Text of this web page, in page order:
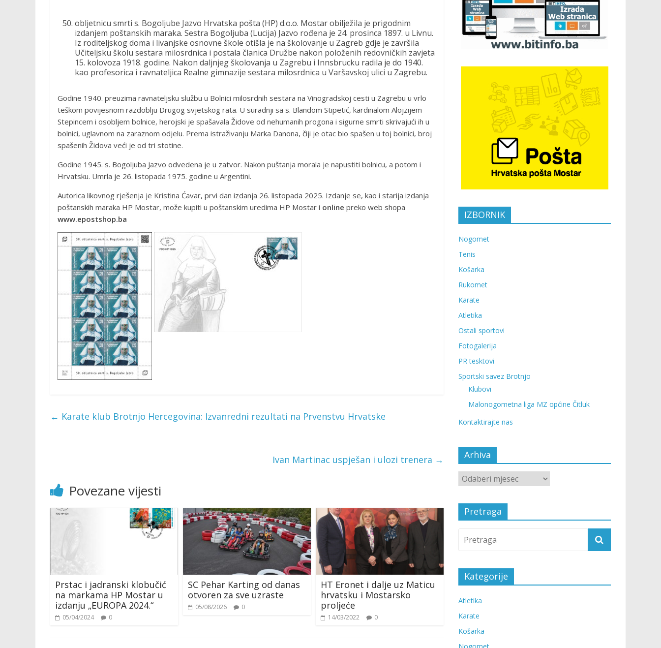
obljetnicu smrti s. Bogoljube Jazvo Hrvatska pošta (HP) d.o.o. Mostar obilježila je prigodnim
izdanjem poštanskih maraka. Sestra Bogoljuba (Lucija) Jazvo rođena je 24. prosinca 1897. u Livnu.
Iz roditeljskog doma i livanjske osnovne škole otišla je na školovanje u Zagreb gdje je završila
Učiteljsku školu sestara milosrdnica i postala članica Družbe nakon položenih redovničkih zavjeta
15. kolovoza 1918. godine. Nakon daljnjeg školovanja u Zagrebu i Innsbrucku radila je do 1940.
kao profesorica i ravnateljica Realne gimnazije sestara milosrdnica u Varšavskoj ulici u Zagrebu.
Godine 1940. preuzima ravnateljsku službu u Bolnici milosrdnih sestara na Vinogradskoj cesti u Zagrebu u vrlo
teškom povijesnom razdoblju Drugog svjetskog rata. U suradnji sa s. Blandom Stipetić, kardinalom Alojzijem
Stepincem i osobljem bolnice, herojski je spašavala Židove od nehumanih progona i sigurne smrti skrivajući ih u
bolnici, uglavnom na zaraznom odjelu. Prema istraživanju Marka Danona, čiji je otac bio spašen u toj bolnici, broj
spašenih Židova veći je od tri stotine.
Godine 1945. s. Bogoljuba Jazvo odvedena je u zatvor. Nakon puštanja morala je napustiti bolnicu, a potom i
Hrvatsku. Umrla je 26. listopada 1975. godine u Argentini.
Autorica likovnog rješenja je Kristina Ćavar, prvi dan izdanja 26. listopada 2025. Izdanje se, kao i starija izdanja
poštanskih maraka HP Mostar, može kupiti u poštanskim uredima HP Mostar i online preko web shopa
www.epostshop.ba
← Karate klub Brotnjo Hercegovina: Izvanredni rezultati na Prvenstvu Hrvatske
Ivan Martinac uspješan i ulozi trenera →
Povezane vijesti
Prstac i jadranski klobučić
na markama HP Mostar u
izdanju „EUROPA 2024.“
05/04/2024 0
SC Pehar Karting od danas
otvoren za sve uzraste
05/08/2026 0
HT Eronet i dalje uz Maticu
hrvatsku i Mostarsko
proljeće
14/03/2022 0
IZBORNIK
Nogomet
Tenis
Košarka
Rukomet
Karate
Atletika
Ostali sportovi
Fotogalerija
PR tesktovi
Sportski savez Brotnjo
Klubovi
Malonogometna liga MZ općine Čitluk
Kontaktirajte nas
Arhiva
Pretraga
Kategorije
Atletika
Karate
Košarka